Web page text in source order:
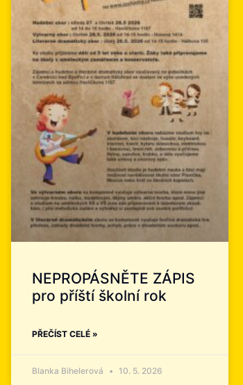
NEPROPÁSNĚTE ZÁPIS
pro příští školní rok
PŘEČÍST CELÉ »
Blanka Bihelerová 10. 5. 2026